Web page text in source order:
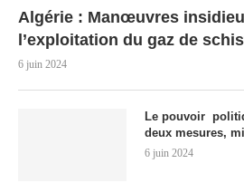
Algérie : Manœuvres
l’exploitation du gaz de
6 juin 2024
Le pouvoir
deux mesures,
6 juin 2024